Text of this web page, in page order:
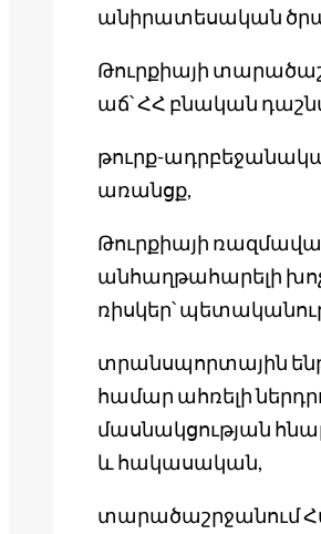
անիրատեսական
Թուրքիայի
աճ՝ ՀՀ բնական
թուրք-
առանցք,
Թուրքիայի
անհաղթահարելի
ռիսկեր՝
տրանսպորտային
համար ահռելի
մասնակցության
և հակասական,
տարածաշրջանում